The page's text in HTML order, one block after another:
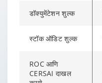
डॉक्युमेंटेशन शुल्क
स्टॉक ऑडिट शुल्क
ROC आणि
CERSAI दाखल